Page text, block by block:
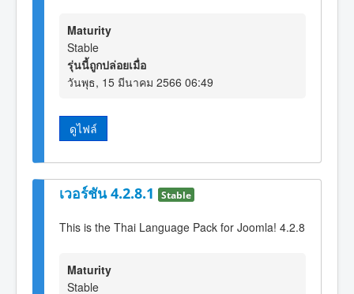
Maturity
Stable
รุ่นนี้ถูกปล่อยเมื่อ
วันพุธ, 15 มีนาคม 2566 06:49
ดูไฟล์
เวอร์ชัน 4.2.8.1 Stable
This is the Thai Language Pack for Joomla! 4.2.8
Maturity
Stable